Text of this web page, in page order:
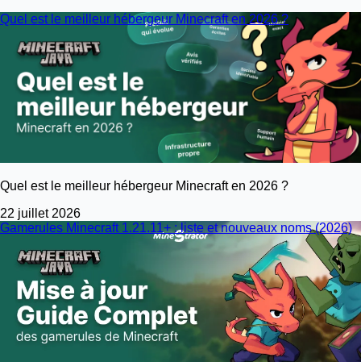
Quel est le meilleur hébergeur Minecraft en 2026 ?
Quel est le meilleur hébergeur Minecraft en 2026 ?
22 juillet 2026
Gamerules Minecraft 1.21.11+ : liste et nouveaux noms (2026)